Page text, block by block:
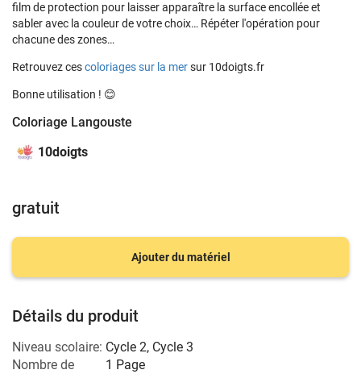
film de protection pour laisser apparaître la surface encollée et
sabler avec la couleur de votre choix… Répéter l'opération pour
chacune des zones…
Retrouvez cescoloriages sur la mersur 10doigts.fr
Bonne utilisation ! 😊
Coloriage Langouste
10doigts
gratuit
Ajouter du matériel
Détails du produit
Niveau scolaire: Cycle 2, Cycle 3
Nombre de
1 Page